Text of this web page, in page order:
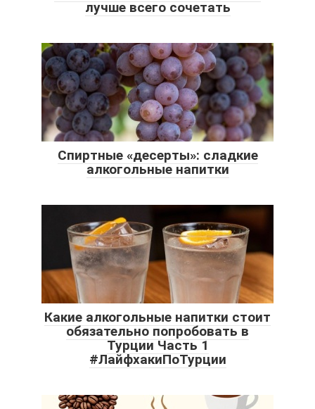
лучше всего сочетать
Спиртные «десерты»: сладкие
алкогольные напитки
Какие алкогольные напитки стоит
обязательно попробовать в
Турции Часть 1
#ЛайфхакиПоТурции